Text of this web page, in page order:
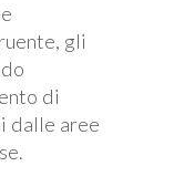
gli
di
dalle aree